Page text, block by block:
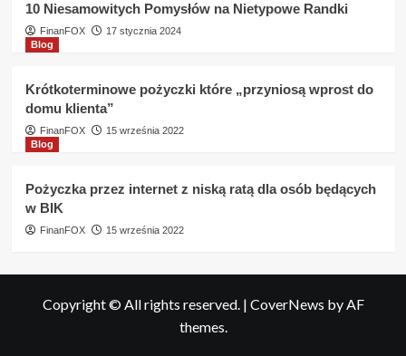
10 Niesamowitych Pomysłów na Nietypowe Randki
FinanFOX
17 stycznia 2024
Blog
Krótkoterminowe pożyczki które „przyniosą wprost do
domu klienta”
FinanFOX
15 września 2022
Blog
Pożyczka przez internet z niską ratą dla osób będących
w BIK
FinanFOX 15 września 2022
Copyright © All rights reserved. | CoverNews by AF
themes.